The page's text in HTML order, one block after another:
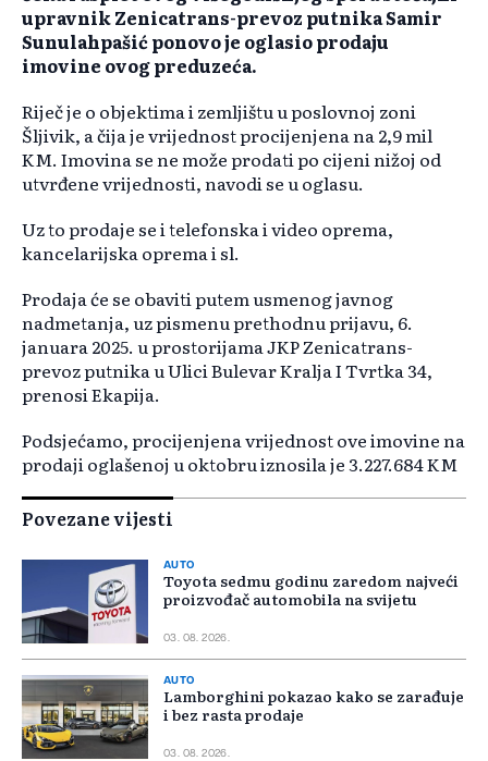
upravnik Zenicatrans-prevoz putnika Samir
Sunulahpašić ponovo je oglasio prodaju
imovine ovog preduzeća.
Riječ je o objektima i zemljištu u poslovnoj zoni
Šljivik, a čija je vrijednost procijenjena na 2,9 mil
KM. Imovina se ne može prodati po cijeni nižoj od
utvrđene vrijednosti, navodi se u oglasu.
Uz to prodaje se i telefonska i video oprema,
kancelarijska oprema i sl.
Prodaja će se obaviti putem usmenog javnog
nadmetanja, uz pismenu prethodnu prijavu, 6.
januara 2025. u prostorijama JKP Zenicatrans-
prevoz putnika u Ulici Bulevar Kralja I Tvrtka 34,
prenosi Ekapija.
Podsjećamo, procijenjena vrijednost ove imovine na
prodaji oglašenoj u oktobru iznosila je 3.227.684 KM
Povezane vijesti
AUTO
Toyota sedmu godinu zaredom najveći
proizvođač automobila na svijetu
03. 08. 2026.
AUTO
Lamborghini pokazao kako se zarađuje
i bez rasta prodaje
03. 08. 2026.